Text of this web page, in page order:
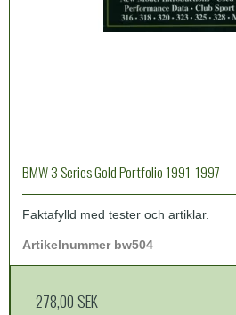
BMW 3 Series Gold Portfolio 1991-1997
Faktafylld med tester och artiklar.
Artikelnummer bw504
278,00 SEK